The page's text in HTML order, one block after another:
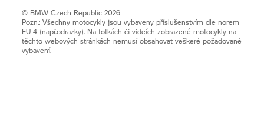
© BMW Czech Republic 2026
Pozn.: Všechny motocykly jsou vybaveny příslušenstvím dle norem
EU 4 (např.odrazky). Na fotkách či videích zobrazené motocykly na
těchto webových stránkách nemusí obsahovat veškeré požadované
vybavení.